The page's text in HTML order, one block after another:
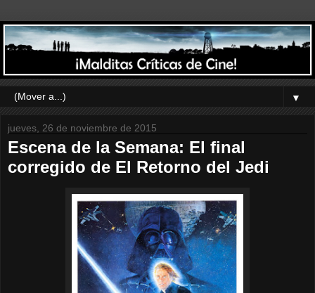
▼
jueves, 26 de noviembre de 2015
Escena de la Semana: El final
corregido de El Retorno del Jedi